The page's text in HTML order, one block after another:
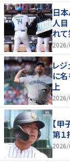
日
人
れ
レ
に
上
【
第